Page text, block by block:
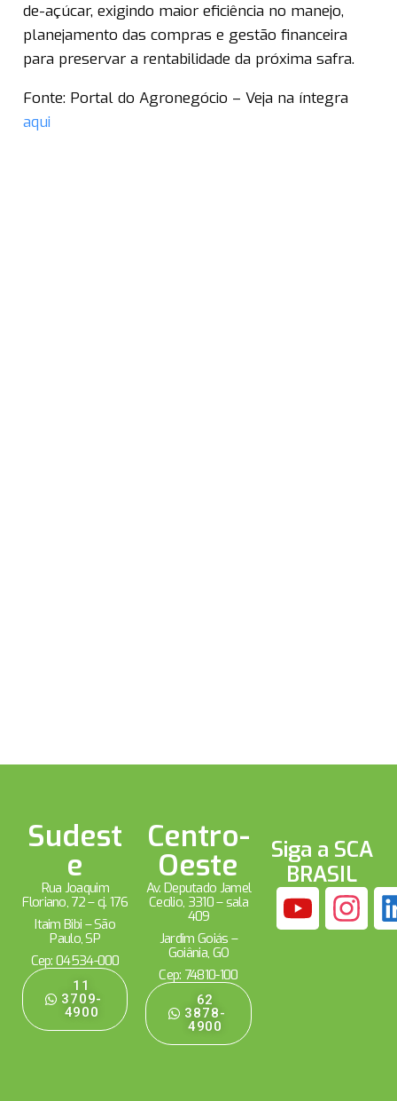
de-açúcar, exigindo maior eficiência no manejo,
planejamento das compras e gestão financeira
para preservar a rentabilidade da próxima safra.
Fonte: Portal do Agronegócio – Veja na íntegra
aqui
Sudest
e
Rua Joaquim
Floriano, 72 – cj. 176
Itaim Bibi – São
Paulo, SP
Cep: 04534-000
11
3709-
4900
Centro-
Oeste
Av. Deputado Jamel
Cecílio, 3310 – sala
409
Jardim Goiás –
Goiânia, GO
Cep: 74810-100
62
3878-
4900
Siga a SCA
BRASIL